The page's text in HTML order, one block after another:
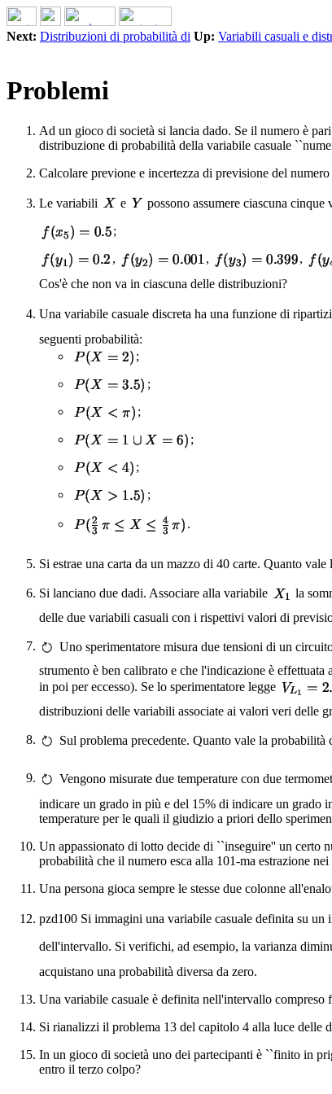
Next: Distribuzioni di probabilità di Up: Variabili casuali e
Problemi
Ad un gioco di società si lancia dado. Se il numero è
distribuzione di probabilità della variabile casuale
Calcolare previone e incertezza di previsione del
Le variabili e possono assumere ciascuna
;
,
, ,
Cos'è che non va in ciascuna delle distribuzioni?
Una variabile casuale discreta ha una funzione di
seguenti probabilità:
;
;
;
;
;
;
.
Si estrae una carta da un mazzo di 40 carte. Quanto
Si lanciano due dadi. Associare alla variabile la
delle due variabili casuali con i rispettivi valori di
Uno sperimentatore misura due tensioni di un
strumento è ben calibrato e che l'indicazione è
in poi per eccesso). Se lo sperimentatore legge
distribuzioni delle variabili associate ai valori veri delle
Sul problema precedente. Quanto vale la
Vengono misurate due temperature con due
indicare un grado in più e del 15% di indicare un grado
temperature per le quali il giudizio a priori dello
Un appassionato di lotto decide di ``inseguire'' un certo
probabilità che il numero esca alla 101-ma estrazione
Una persona gioca sempre le stesse due colonne
pzd100 Si immagini una variabile casuale definita su
dell'intervallo. Si verifichi, ad esempio, la varianza
acquistano una probabilità diversa da zero.
Una variabile casuale è definita nell'intervallo
Si rianalizzi il problema 13 del capitolo 4 alla luce delle
In un gioco di società uno dei partecipanti è ``finito in
entro il terzo colpo?